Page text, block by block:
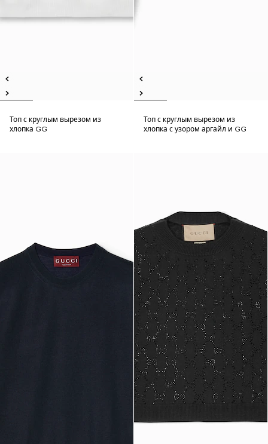
Топ с круглым вырезом из
хлопка GG
Топ с круглым вырезом из
хлопка с узором аргайл и GG